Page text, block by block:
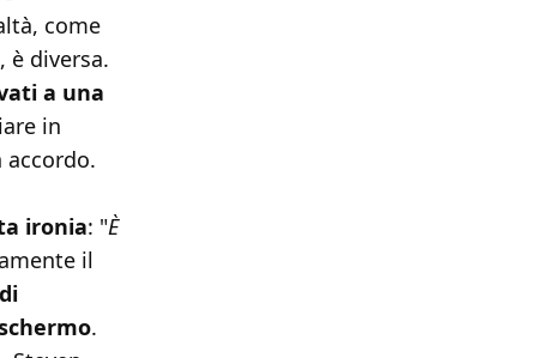
come
è diversa.
a una
in
ironia: "È
il
.